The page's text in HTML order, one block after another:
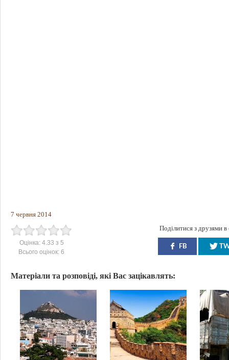
7 червня 2014
Оцінка: 4.33 з 5
Всього оцінок: 6
Поділитися з друзями
FB
Матеріали та розповіді, які Вас зацікавлять: